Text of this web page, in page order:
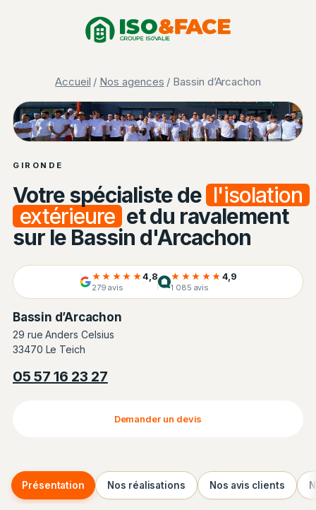
Accueil / Nos agences / Bassin d’Arcachon
Équipe ISO&FACE Gironde
GIRONDE
Votre spécialiste de l'isolation
extérieure et du ravalement
sur le Bassin d'Arcachon
★★★★★4,8
279 avis
★★★★★ 4,9
1 085 avis
Bassin d’Arcachon
29 rue Anders Celsius
33470 Le Teich
05 57 16 23 27
Demander un devis
Présentation Nos réalisations Nos avis clients